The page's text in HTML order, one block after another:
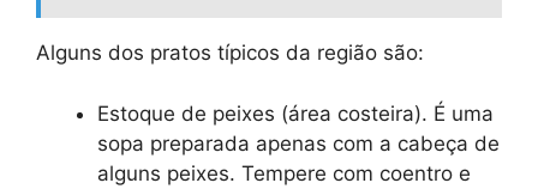
Alguns dos pratos típicos da região são:
Estoque de peixes (área costeira). É uma
sopa preparada apenas com a cabeça de
alguns peixes. Tempere com coentro e